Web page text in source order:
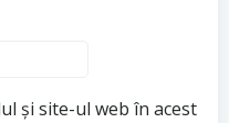
și site-ul web în acest